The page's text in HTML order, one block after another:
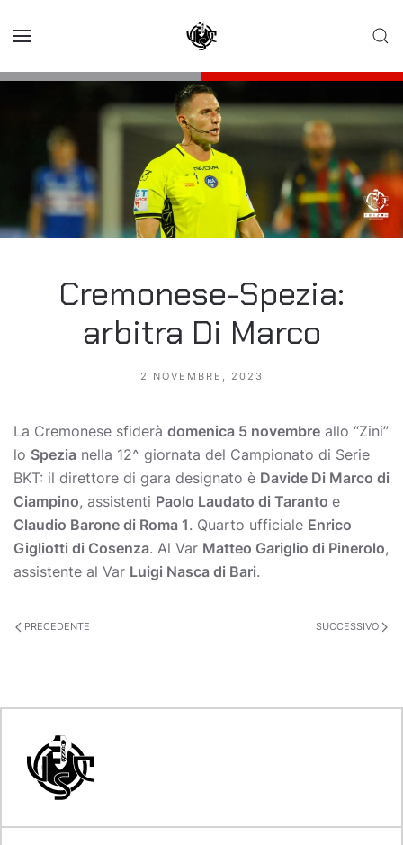
Cremonese-Spezia:
arbitra Di Marco
2 NOVEMBRE, 2023
La Cremonese sfiderà domenica 5 novembre allo “Zini”
lo Spezia nella 12^ giornata del Campionato di Serie
BKT: il direttore di gara designato è Davide Di Marco di
Ciampino, assistenti Paolo Laudato di Taranto e
Claudio Barone di Roma 1. Quarto ufficiale Enrico
Gigliotti di Cosenza. Al Var Matteo Gariglio di Pinerolo,
assistente al Var Luigi Nasca di Bari.
PRECEDENTE SUCCESSIVO